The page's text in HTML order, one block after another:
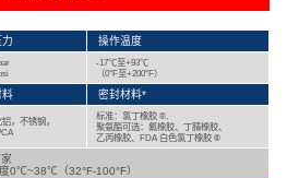
操作温度
-17℃至+93℃
（0°F至+200°F）
料 密封材料*
，不锈钢，
标准：氯丁橡胶 ®,
聚氨酯可选：氟橡胶、丁腈橡胶、
乙丙橡胶、FDA 白色氯丁橡胶 ®
0℃~38℃（32°F-100°F）